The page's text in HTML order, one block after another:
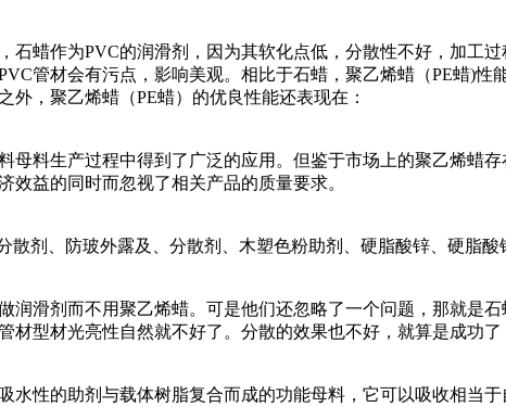
石蜡作为PVC的润滑剂，因为其软化点低，分散性不好，加工
管材会有污点，影响美观。相比于石蜡，聚乙烯蜡（PE蜡)
，聚乙烯蜡（PE蜡）的优良性能还表现在：
母料生产过程中得到了广泛的应用。但鉴于市场上的聚乙烯蜡
益的同时而忽视了相关产品的质量要求。
剂、防玻外露及、分散剂、木塑色粉助剂、硬脂酸锌、硬脂酸
润滑剂而不用聚乙烯蜡。可是他们还忽略了一个问题，那就是
型材光亮性自然就不好了。分散的效果也不好，就算是成功
水性的助剂与载体树脂复合而成的功能母料，它可以吸收相当